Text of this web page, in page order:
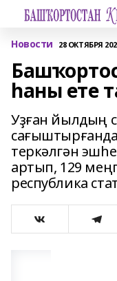
Новости 28 ОКТЯБРЯ
һаны ете
Уҙған йылдың
теркәлгән
артып, 129
республика